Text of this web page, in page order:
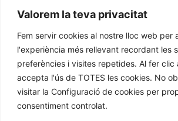
Valorem la teva privacitat
Fem servir cookies al nostre lloc web per
l'experiència més rellevant recordant les
preferències i visites repetides. Al fer clic
accepta l'ús de TOTES les cookies. No
visitar la Configuració de cookies per
consentiment controlat.
+34 972 365 788
mbelisario@lloret.cat
www.lloretcb.org
Avertissement juridique
Politique de
Politique de cookies